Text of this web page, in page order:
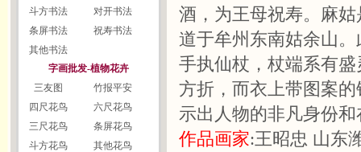
斗方书法
对开书法
条屏书法
祝寿书法
其他书法
字画批发-植物花卉
三友图
竹报平安
四尺花鸟
六尺花鸟
三尺花鸟
条屏花鸟
斗方花鸟
其他花鸟
酒，为王母祝寿。麻
道于牟州东南姑余山
手执仙杖，杖端系有
方折，而衣上带图案
示出人物的非凡身份
作品画家:王昭忠 山东